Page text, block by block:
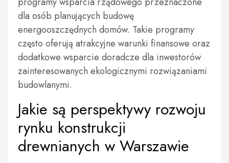
dla osób planujących budowę
energooszczędnych domów. Takie programy
często oferują atrakcyjne warunki finansowe oraz
dodatkowe wsparcie doradcze dla inwestorów
zainteresowanych ekologicznymi rozwiązaniami
budowlanymi.
Jakie są perspektywy rozwoju
rynku konstrukcji
drewnianych w Warszawie